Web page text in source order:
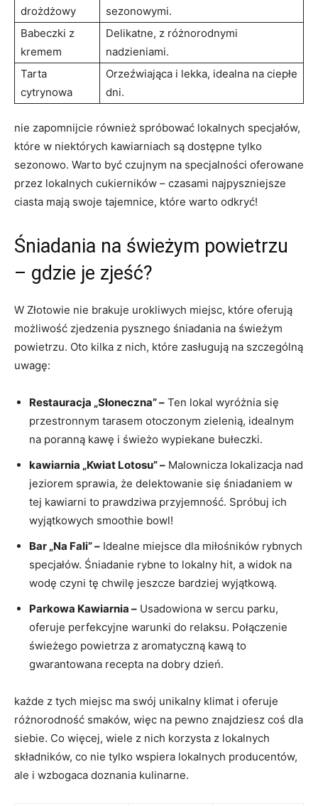
drożdżowy
sezonowymi.
Babeczki z
kremem
Delikatne, z różnorodnymi
nadzieniami.
Tarta
cytrynowa
Orzeźwiająca i lekka, idealna na ciepłe
dni.
nie zapomnijcie również spróbować lokalnych specjałów,
które w niektórych kawiarniach są dostępne tylko
sezonowo. Warto być czujnym na specjalności oferowane
przez lokalnych cukierników – czasami najpyszniejsze
ciasta mają swoje tajemnice, które warto odkryć!
Śniadania na świeżym powietrzu
– gdzie je zjeść?
W Złotowie nie brakuje urokliwych miejsc, które oferują
możliwość zjedzenia pysznego śniadania na świeżym
powietrzu. Oto kilka z nich, które zasługują na szczególną
uwagę:
Restauracja „Słoneczna” – Ten lokal wyróżnia się
przestronnym tarasem otoczonym zielenią, idealnym
na poranną kawę i świeżo wypiekane bułeczki.
kawiarnia „Kwiat Lotosu” – Malownicza lokalizacja nad
jeziorem sprawia, że delektowanie się śniadaniem w
tej kawiarni to prawdziwa przyjemność. Spróbuj ich
wyjątkowych smoothie bowl!
Bar „Na Fali” – Idealne miejsce dla miłośników rybnych
specjałów. Śniadanie rybne to lokalny hit, a widok na
wodę czyni tę chwilę jeszcze bardziej wyjątkową.
Parkowa Kawiarnia – Usadowiona w sercu parku,
oferuje perfekcyjne warunki do relaksu. Połączenie
świeżego powietrza z aromatyczną kawą to
gwarantowana recepta na dobry dzień.
każde z tych miejsc ma swój unikalny klimat i oferuje
różnorodność smaków, więc na pewno znajdziesz coś dla
siebie. Co więcej, wiele z nich korzysta z lokalnych
składników, co nie tylko wspiera lokalnych producentów,
ale i wzbogaca doznania kulinarne.